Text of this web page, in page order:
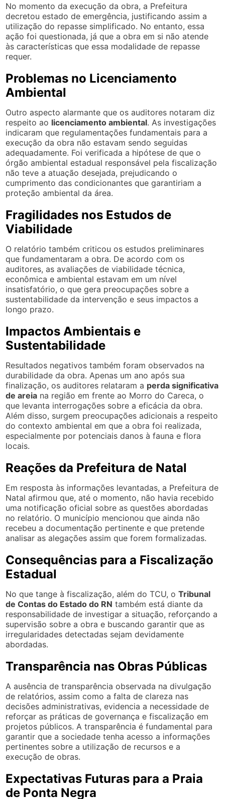
No momento da execução da obra, a Prefeitura
decretou estado de emergência, justificando assim a
utilização do repasse simplificado. No entanto, essa
ação foi questionada, já que a obra em si não atende
às características que essa modalidade de repasse
requer.
Problemas no Licenciamento
Ambiental
Outro aspecto alarmante que os auditores notaram diz
respeito ao licenciamento ambiental. As investigações
indicaram que regulamentações fundamentais para a
execução da obra não estavam sendo seguidas
adequadamente. Foi verificada a hipótese de que o
órgão ambiental estadual responsável pela fiscalização
não teve a atuação desejada, prejudicando o
cumprimento das condicionantes que garantiriam a
proteção ambiental da área.
Fragilidades nos Estudos de
Viabilidade
O relatório também criticou os estudos preliminares
que fundamentaram a obra. De acordo com os
auditores, as avaliações de viabilidade técnica,
econômica e ambiental estavam em um nível
insatisfatório, o que gera preocupações sobre a
sustentabilidade da intervenção e seus impactos a
longo prazo.
Impactos Ambientais e
Sustentabilidade
Resultados negativos também foram observados na
durabilidade da obra. Apenas um ano após sua
finalização, os auditores relataram a perda significativa
de areia na região em frente ao Morro do Careca, o
que levanta interrogações sobre a eficácia da obra.
Além disso, surgem preocupações adicionais a respeito
do contexto ambiental em que a obra foi realizada,
especialmente por potenciais danos à fauna e flora
locais.
Reações da Prefeitura de Natal
Em resposta às informações levantadas, a Prefeitura de
Natal afirmou que, até o momento, não havia recebido
uma notificação oficial sobre as questões abordadas
no relatório. O município mencionou que ainda não
recebeu a documentação pertinente e que pretende
analisar as alegações assim que forem formalizadas.
Consequências para a Fiscalização
Estadual
No que tange à fiscalização, além do TCU, oTribunal
de Contas do Estado do RN também está diante da
responsabilidade de investigar a situação, reforçando a
supervisão sobre a obra e buscando garantir que as
irregularidades detectadas sejam devidamente
abordadas.
Transparência nas Obras Públicas
A ausência de transparência observada na divulgação
de relatórios, assim como a falta de clareza nas
decisões administrativas, evidencia a necessidade de
reforçar as práticas de governança e fiscalização em
projetos públicos. A transparência é fundamental para
garantir que a sociedade tenha acesso a informações
pertinentes sobre a utilização de recursos e a
execução de obras.
Expectativas Futuras para a Praia
de Ponta Negra